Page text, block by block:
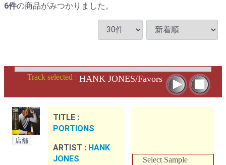
6件の商品がみつかりました。
Track selected : HANK JONES/Favors
店舗
TITLE :
PORTIONS
ARTIST : HANK
JONES
Select Sample